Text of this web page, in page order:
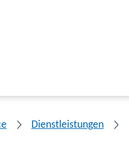
Dienstleistungen